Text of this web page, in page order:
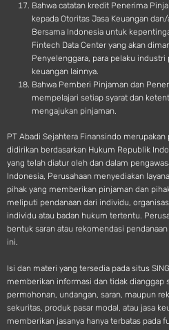
Bahwa catatan kredit Penerima
kepada Otoritas Jasa Keuangan
Bersama Indonesia untuk
Fintech Data Center yang akan
Penyelenggara, para pelaku
keuangan lainnya.
Bahwa Pemberi Pinjaman dan
mempelajari setiap syarat dan
mengajukan pinjaman.
PT Abadi Sejahtera Finansindo
didirikan berdasarkan Hukum Republik
yang telah diatur oleh dan dalam
Indonesia, Perusahaan menyediakan
pihak yang memberikan pinjaman dan
meliputi pendanaan dari individu,
individu atau badan hukum tertentu.
bentuk saran atau rekomendasi
ini.
Isi dan materi yang tersedia pada situs
memberikan informasi dan tidak dianggap
permohonan, undangan, saran, maupun
sekuritas, produk pasar modal, atau jasa
memberikan jasanya hanya terbatas pada